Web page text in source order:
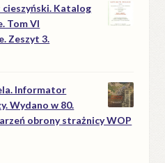
cieszyński. Katalog
Tom VI
Zeszyt 3.
Informator
Wydano w 80.
obrony strażnicy WOP